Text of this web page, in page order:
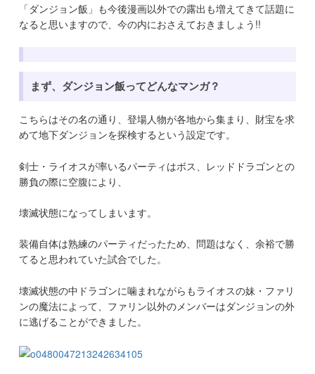
「ダンジョン飯」も今後漫画以外での露出も増えてきて話題に
なると思いますので、今の内におさえておきましょう!!
まず、ダンジョン飯ってどんなマンガ？
こちらはその名の通り、登場人物が各地から集まり、財宝を求
めて地下ダンジョンを探検するという設定です。
剣士・ライオスが率いるパーティはボス、レッドドラゴンとの
勝負の際に空腹により、
壊滅状態になってしまいます。
装備自体は熟練のパーティだったため、問題はなく、余裕で勝
てると思われていた試合でした。
壊滅状態の中ドラゴンに噛まれながらもライオスの妹・ファリ
ンの魔法によって、ファリン以外のメンバーはダンジョンの外
に逃げることができました。